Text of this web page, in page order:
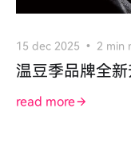
15 dec 2025 2 min
温豆季品牌全
read more